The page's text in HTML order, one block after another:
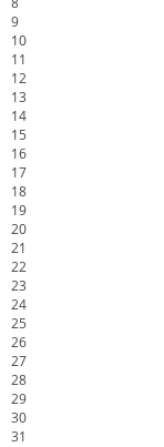
9
10
11
12
13
14
15
16
17
18
19
20
21
22
23
24
25
26
27
28
29
30
31